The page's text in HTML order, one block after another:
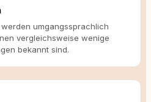
umgangssprachlich
vergleichsweise wenige
bekannt sind.